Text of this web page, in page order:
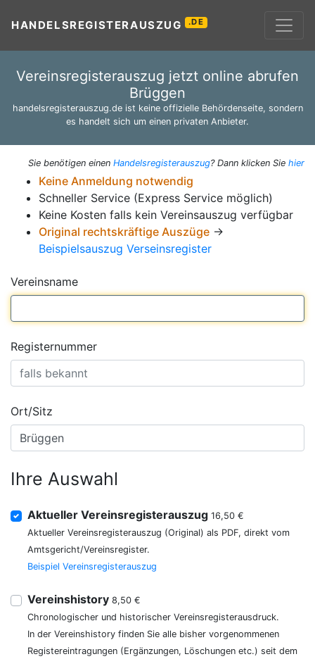
HANDELSREGISTERAUSZUG .DE
Vereinsregisterauszug jetzt online abrufen
Brüggen
handelsregisterauszug.de ist keine offizielle Behördenseite, sondern
es handelt sich um einen privaten Anbieter.
Sie benötigen einen Handelsregisterauszug? Dann klicken Sie hier
Keine Anmeldung notwendig
Schneller Service (Express Service möglich)
Keine Kosten falls kein Vereinsauszug verfügbar
Original rechtskräftige Auszüge →
Beispielsauszug Verseinsregister
Vereinsname
Registernummer
Ort/Sitz
Ihre Auswahl
Aktueller Vereinsregisterauszug 16,50 €
Aktueller Vereinsregisterauszug (Original) als PDF, direkt vom
Amtsgericht/Vereinsregister.
Beispiel Vereinsregisterauszug
Vereinshistory 8,50 €
Chronologischer und historischer Vereinsregisterausdruck.
In der Vereinshistory finden Sie alle bisher vorgenommenen
Registereintragungen (Ergänzungen, Löschungen etc.) seit dem